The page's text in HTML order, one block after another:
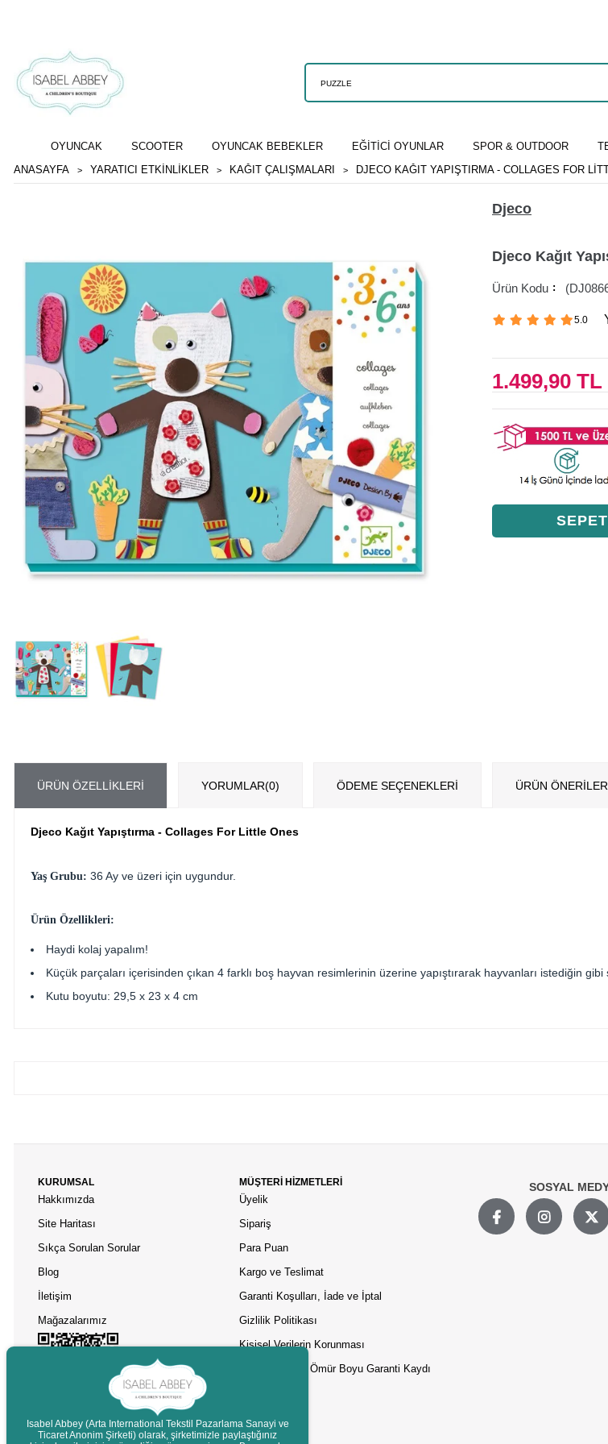
OYUNCAK SCOOTER OYUNCAK BEBEKLER EĞİTİCİ OYUNLAR SPOR & OUTDOOR
ANASAYFA
YARATICI ETKİNLİKLER KAĞIT ÇALIŞMALARI DJECO KAĞIT YAPIŞTIRMA - COLLAGES FOR
Djeco
Djeco Kağıt
5.0
1.499,90 TL
ÜRÜN ÖZELLIKLERI YORUMLAR(0) ÖDEME SEÇENEKLERI ÜRÜN
Djeco Kağıt Yapıştırma - Collages For Little Ones
Yaş Grubu: 36 Ay ve üzeri için uygundur.
Ürün Özellikleri:
Haydi kolaj yapalım!
Küçük parçaları içerisinden çıkan 4 farklı boş hayvan resimlerinin üzerine yapıştırarak hayvanları istediğin gibi
Kutu boyutu: 29,5 x 23 x 4 cm
KURUMSAL
Hakkımızda
Site Haritası
Sıkça Sorulan Sorular
Blog
İletişim
Mağazalarımız
MÜŞTERİ HİZMETLERİ
Üyelik
Sipariş
Para Puan
Kargo ve Teslimat
Garanti Koşulları, İade ve İptal
Gizlilik Politikası
Kişisel Verilerin Korunması
Asobu Termos Ömür Boyu Garanti Kaydı
SOSYAL
Isabel Abbey (Arta International Tekstil Pazarlama Sanayi ve
Ticaret Anonim Şirketi) olarak, şirketimizle paylaştığınız